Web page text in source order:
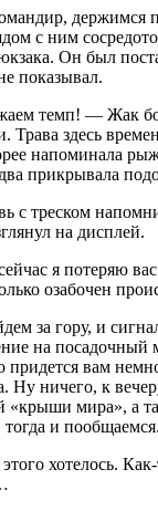
держимся
с ним
Он был
показывал.
темп! — Жак
Трава здесь
напоминала
прикрывала
с треском
на дисплей.
я потеряю
озабочен
за гору, и
на посадочный
вам
Ну ничего, к
«крыши мира», а
и пообщаемся.
хотелось. Как-